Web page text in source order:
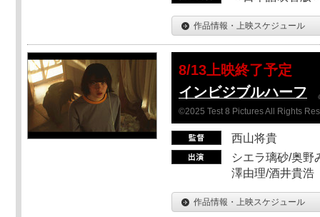
作品情報・上映スケジュール
8/13上映終了予定
インビジブルハーフ
©2025 Test 8 Pictures All Rights
西山将貴
シエラ璃砂/奥野
澤由理/酒井貴浩
作品情報・上映スケジュール